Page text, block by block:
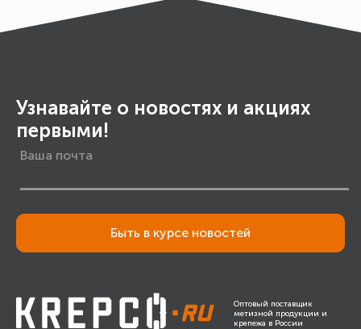
Узнавайте о новостях и акциях
первыми!
Быть в курсе новостей
Оптовый поставщик
метизной продукции и
крепежа в России